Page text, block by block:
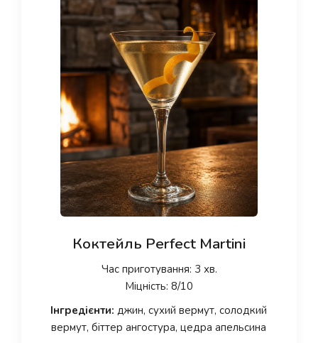
Коктейль Perfect Martini
Час приготування: 3 хв.
Міцність: 8/10
Інгредієнти: джин, сухий вермут, солодкий
вермут, біттер ангостура, цедра апельсина